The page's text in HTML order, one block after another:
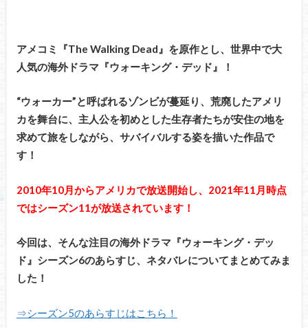
アメコミ『The Walking Dead』を原作とし、世界中で大
人気の海外ドラマ『ウォーキング・デッド』！
“ウォーカー”と呼ばれるゾンビが蔓延り、荒廃したアメリ
カを舞台に、主人公を初めとした生存者たちが安住の地を
求めて旅をしながら、サバイバルする姿を描いた作品で
す！
2010年10月からアメリカで放送開始し、2021年11月時点
ではシーズン11が放送されています！
今回は、そんな注目の海外ドラマ『ウォーキング・デッ
ド』シーズン6のあらすじ、ネタバレについてまとめてみま
した！
⇒シーズン5のあらすじはこちら！